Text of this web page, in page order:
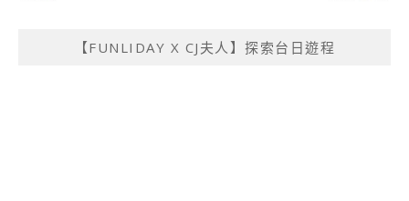
【FUNLIDAY X CJ夫人】探索台日遊程